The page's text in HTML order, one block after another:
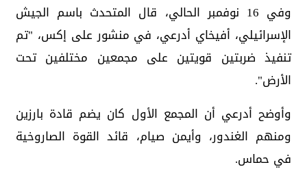
وفي 16 نوفمبر الحالي، قال المتحدث باسم الجيش
الإسرائيلي، أفيخاي أدرعي، في منشور على إكس، "تم
تنفيذ ضربتين قويتين على مجمعين مختلفين تحت
الأرض".
وأوضح أدرعي أن المجمع الأول كان يضم قادة بارزين
ومنهم الغندور، وأيمن صيام، قائد القوة الصاروخية
في حماس.